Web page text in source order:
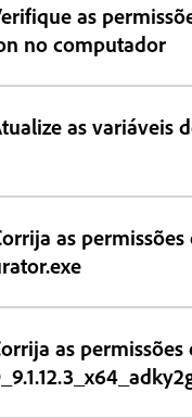
as
no computador
as variáveis
as permissões
as permissões